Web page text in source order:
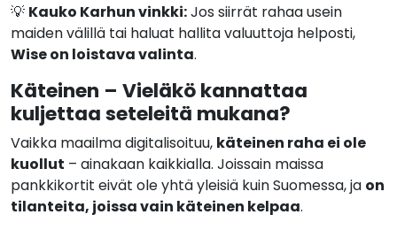
💡 Kauko Karhun vinkki:Jos siirrät rahaa usein
maiden välillä tai haluat hallita valuuttoja helposti,
Wise on loistava valinta.
Käteinen – Vieläkö kannattaa
kuljettaa seteleitä mukana?
Vaikka maailma digitalisoituu, käteinen raha ei ole
kuollut – ainakaan kaikkialla. Joissain maissa
pankkikortit eivät ole yhtä yleisiä kuin Suomessa, ja on
tilanteita, joissa vain käteinen kelpaa.